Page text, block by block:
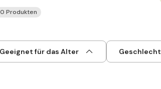
Produkten
Geeignet für das Alter Geschlecht